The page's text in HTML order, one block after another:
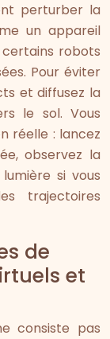
perturber la
un appareil
robots
Pour éviter
et diffusez la
le sol. Vous
réelle : lancez
observez la
si vous
trajectoires
de
et
consiste pas